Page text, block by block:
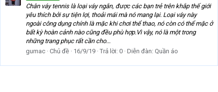
Chân váy tennis là loại váy ngắn, được các bạn trẻ trên khắp thế giới
yêu thích bởi sự tiện lợi, thoải mái mà nó mang lại. Loại váy này
ngoài công dụng chính là mặc khi chơi thể thao, nó còn có thể mặc ở
bất kỳ hoàn cảnh nào cũng đều phù hợp.Vì vậy, nó là một trong
những trang phục rất cần cho...
gumac Chủ đề 16/9/19 Trả lời: 0 Diễn đàn: Quần áo